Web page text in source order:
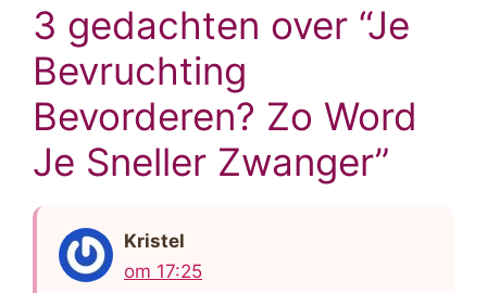
3 gedachten over “Je
Bevruchting
Bevorderen? Zo Word
Je Sneller Zwanger”
Kristel
om 17:25